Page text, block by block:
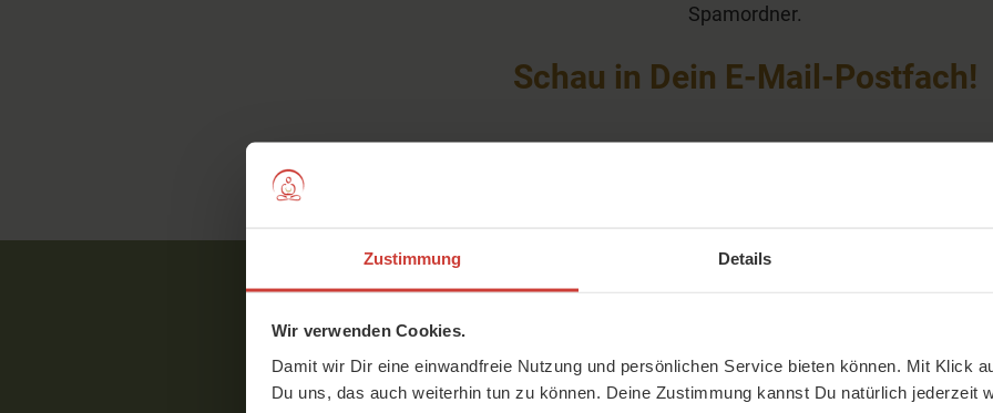
Zustimmung Details
Wir verwenden Cookies.
Damit wir Dir eine einwandfreie Nutzung und persönlichen Service bieten können. Mit Klick
Du uns, das auch weiterhin tun zu können. Deine Zustimmung kannst Du natürlich jederzeit
Spamordner.
Schau in Dein E-Mail-Postfach!
Service